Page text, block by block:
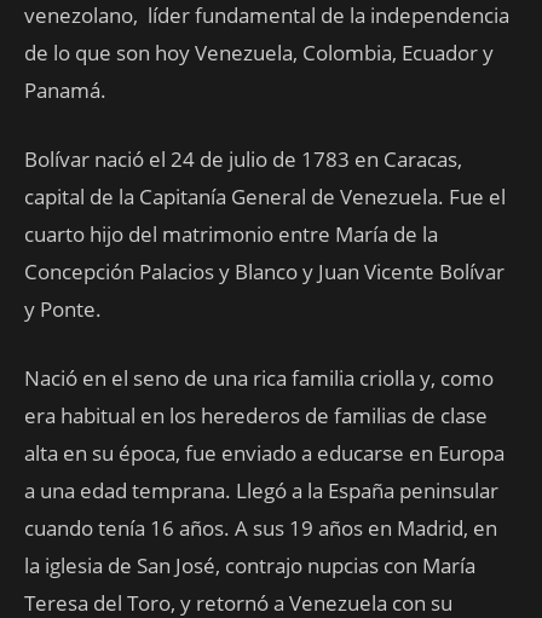
venezolano, ​ líder fundamental de la independencia
de lo que son hoy Venezuela, Colombia, Ecuador y
Panamá.
Bolívar nació el 24 de julio de 1783 en Caracas,
capital de la Capitanía General de Venezuela. Fue el
cuarto hijo del matrimonio entre María de la
Concepción Palacios y Blanco y Juan Vicente Bolívar
y Ponte.
Nació en el seno de una rica familia criolla y, como
era habitual en los herederos de familias de clase
alta en su época, fue enviado a educarse en Europa
a una edad temprana. Llegó a la España peninsular
cuando tenía 16 años. A sus 19 años en Madrid, en
la iglesia de San José, contrajo nupcias con María
Teresa del Toro, y retornó a Venezuela con su